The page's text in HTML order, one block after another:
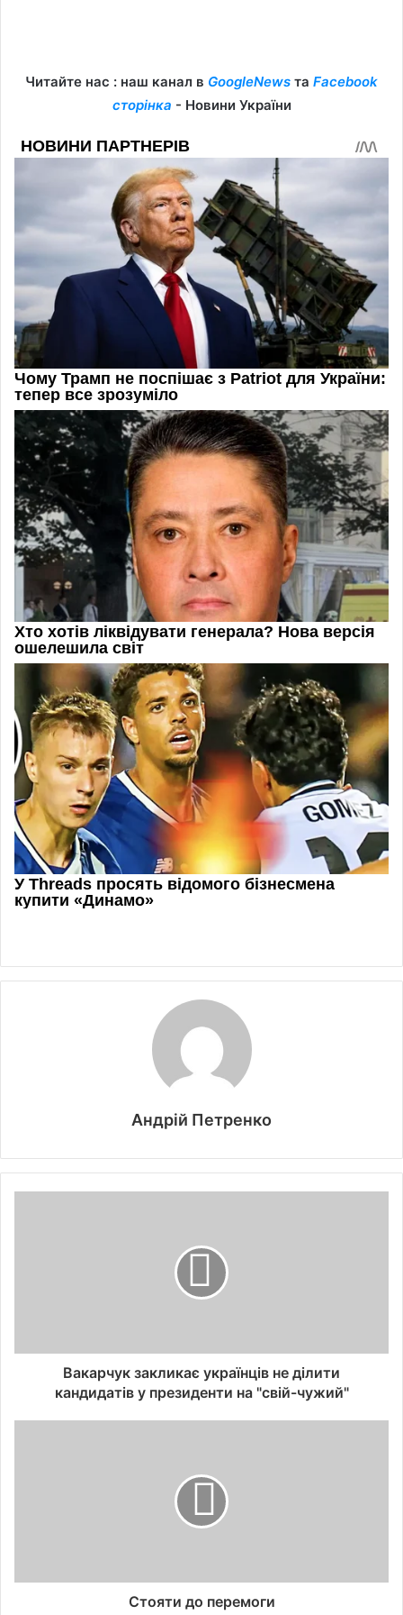
Читайте нас : наш канал в GoogleNews та Facebook
сторінка - Новини України
Андрій Петренко
Вакарчук закликає українців не ділити
кандидатів у президенти на "свій-чужий"
Стояти до перемоги